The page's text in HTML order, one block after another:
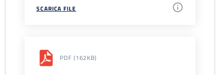
SCARICA FILE
PDF (162KB)